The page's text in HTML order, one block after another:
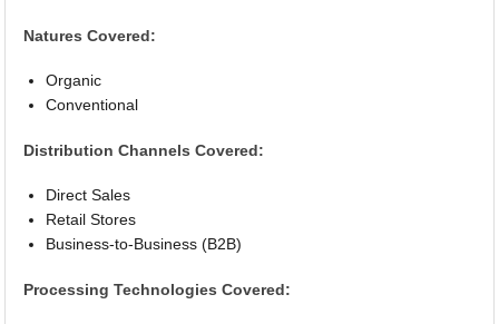
Natures Covered:
Organic
Conventional
Distribution Channels Covered:
Direct Sales
Retail Stores
Business-to-Business (B2B)
Processing Technologies Covered: